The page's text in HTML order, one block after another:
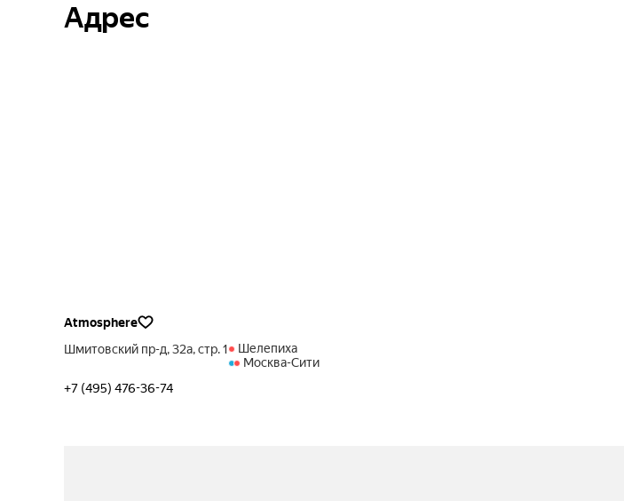
Адрес
Atmosphere
Шмитовский пр-д, 32а, стр. 1
Шелепиха
Москва-Сити
+7 (495) 476-36-74